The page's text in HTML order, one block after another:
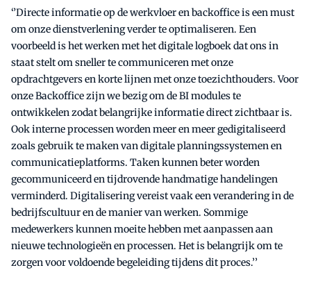
‘’Directe informatie op de werkvloer en backoffice is een must
om onze dienstverlening verder te optimaliseren. Een
voorbeeld is het werken met het digitale logboek dat ons in
staat stelt om sneller te communiceren met onze
opdrachtgevers en korte lijnen met onze toezichthouders. Voor
onze Backoffice zijn we bezig om de BI modules te
ontwikkelen zodat belangrijke informatie direct zichtbaar is.
Ook interne processen worden meer en meer gedigitaliseerd
zoals gebruik te maken van digitale planningssystemen en
communicatieplatforms. Taken kunnen beter worden
gecommuniceerd en tijdrovende handmatige handelingen
verminderd. Digitalisering vereist vaak een verandering in de
bedrijfscultuur en de manier van werken. Sommige
medewerkers kunnen moeite hebben met aanpassen aan
nieuwe technologieën en processen. Het is belangrijk om te
zorgen voor voldoende begeleiding tijdens dit proces.’’